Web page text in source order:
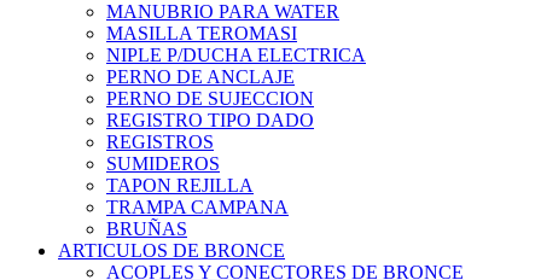
MANUBRIO PARA WATER
MASILLA TEROMASI
NIPLE P/DUCHA ELECTRICA
PERNO DE ANCLAJE
PERNO DE SUJECCION
REGISTRO TIPO DADO
REGISTROS
SUMIDEROS
TAPON REJILLA
TRAMPA CAMPANA
BRUÑAS
ARTICULOS DE BRONCE
ACOPLES Y CONECTORES DE BRONCE